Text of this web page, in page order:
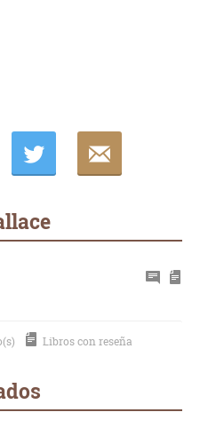
Libros con reseña